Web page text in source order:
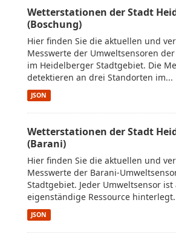
Wetterstationen der Stadt
(Boschung)
Hier finden Sie die aktuellen und
Messwerte der Umweltsensoren
im Heidelberger Stadtgebiet. Die
detektieren an drei Standorten im...
JSON
Wetterstationen der Stadt
(Barani)
Hier finden Sie die aktuellen und
Messwerte der Barani-
Stadtgebiet. Jeder Umweltsensor ist
eigenständige Ressource
JSON